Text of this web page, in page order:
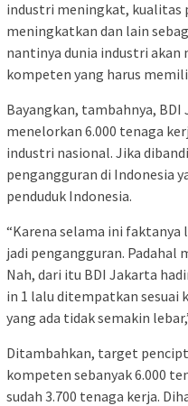
industri meningkat, kualitas
meningkatkan dan lain
nantinya dunia industri akan
kompeten yang harus
Bayangkan, tambahnya,
menelorkan 6.000 tenaga
industri nasional. Jika
pengangguran di Indonesia
penduduk Indonesia.
“Karena selama ini faktanya
jadi pengangguran. Padahal
Nah, dari itu BDI Jakarta
in 1 lalu ditempatkan sesuai
yang ada tidak semakin
Ditambahkan, target
kompeten sebanyak 6.000
sudah 3.700 tenaga kerja.